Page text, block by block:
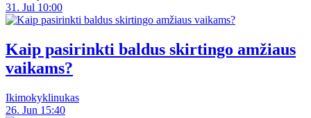
31. Jul 10:00
Kaip pasirinkti baldus skirtingo amžiaus
vaikams?
Ikimokyklinukas
26. Jun 15:40